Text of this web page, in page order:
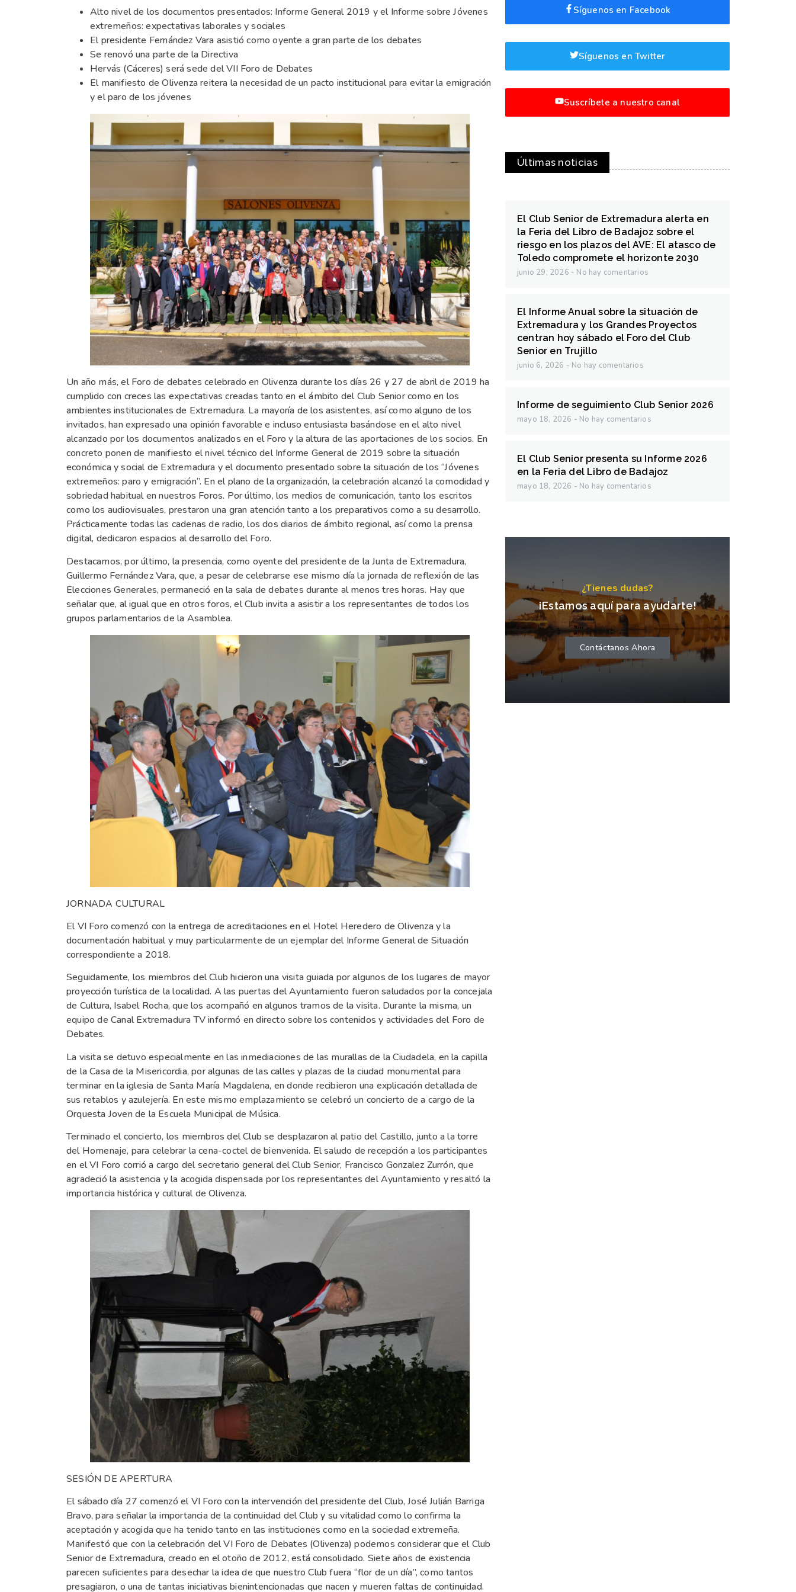
Alto nivel de los documentos presentados: Informe General 2019 y el Informe sobre Jóvenes
extremeños: expectativas laborales y sociales
El presidente Fernández Vara asistió como oyente a gran parte de los debates
Se renovó una parte de la Directiva
Hervás (Cáceres) será sede del VII Foro de Debates
El manifiesto de Olivenza reitera la necesidad de un pacto institucional para evitar la emigración
y el paro de los jóvenes
Un año más, el Foro de debates celebrado en Olivenza durante los días 26 y 27 de abril de 2019 ha
cumplido con creces las expectativas creadas tanto en el ámbito del Club Senior como en los
ambientes institucionales de Extremadura. La mayoría de los asistentes, así como alguno de los
invitados, han expresado una opinión favorable e incluso entusiasta basándose en el alto nivel
alcanzado por los documentos analizados en el Foro y la altura de las aportaciones de los socios. En
concreto ponen de manifiesto el nivel técnico del Informe General de 2019 sobre la situación
económica y social de Extremadura y el documento presentado sobre la situación de los “Jóvenes
extremeños: paro y emigración”. En el plano de la organización, la celebración alcanzó la comodidad y
sobriedad habitual en nuestros Foros. Por último, los medios de comunicación, tanto los escritos
como los audiovisuales, prestaron una gran atención tanto a los preparativos como a su desarrollo.
Prácticamente todas las cadenas de radio, los dos diarios de ámbito regional, así como la prensa
digital, dedicaron espacios al desarrollo del Foro.
Destacamos, por último, la presencia, como oyente del presidente de la Junta de Extremadura,
Guillermo Fernández Vara, que, a pesar de celebrarse ese mismo día la jornada de reflexión de las
Elecciones Generales, permaneció en la sala de debates durante al menos tres horas. Hay que
señalar que, al igual que en otros foros, el Club invita a asistir a los representantes de todos los
grupos parlamentarios de la Asamblea.
JORNADA CULTURAL
El VI Foro comenzó con la entrega de acreditaciones en el Hotel Heredero de Olivenza y la
documentación habitual y muy particularmente de un ejemplar del Informe General de Situación
correspondiente a 2018.
Seguidamente, los miembros del Club hicieron una visita guiada por algunos de los lugares de mayor
proyección turística de la localidad. A las puertas del Ayuntamiento fueron saludados por la concejala
de Cultura, Isabel Rocha, que los acompañó en algunos tramos de la visita. Durante la misma, un
equipo de Canal Extremadura TV informó en directo sobre los contenidos y actividades del Foro de
Debates.
La visita se detuvo especialmente en las inmediaciones de las murallas de la Ciudadela, en la capilla
de la Casa de la Misericordia, por algunas de las calles y plazas de la ciudad monumental para
terminar en la iglesia de Santa María Magdalena, en donde recibieron una explicación detallada de
sus retablos y azulejería. En este mismo emplazamiento se celebró un concierto de a cargo de la
Orquesta Joven de la Escuela Municipal de Música.
Terminado el concierto, los miembros del Club se desplazaron al patio del Castillo, junto a la torre
del Homenaje, para celebrar la cena-coctel de bienvenida. El saludo de recepción a los participantes
en el VI Foro corrió a cargo del secretario general del Club Senior, Francisco Gonzalez Zurrón, que
agradeció la asistencia y la acogida dispensada por los representantes del Ayuntamiento y resaltó la
importancia histórica y cultural de Olivenza.
SESIÓN DE APERTURA
El sábado día 27 comenzó el VI Foro con la intervención del presidente del Club, José Julián Barriga
Bravo, para señalar la importancia de la continuidad del Club y su vitalidad como lo confirma la
aceptación y acogida que ha tenido tanto en las instituciones como en la sociedad extremeña.
Manifestó que con la celebración del VI Foro de Debates (Olivenza) podemos considerar que el Club
Senior de Extremadura, creado en el otoño de 2012, está consolidado. Siete años de existencia
parecen suficientes para desechar la idea de que nuestro Club fuera “flor de un día”, como tantos
presagiaron, o una de tantas iniciativas bienintencionadas que nacen y mueren faltas de continuidad.
Síguenos en Facebook
Síguenos en Twitter
Suscríbete a nuestro canal
Últimas noticias
El Club Senior de Extremadura alerta en
la Feria del Libro de Badajoz sobre el
riesgo en los plazos del AVE: El atasco de
Toledo compromete el horizonte 2030
junio 29, 2026 No hay comentarios
El Informe Anual sobre la situación de
Extremadura y los Grandes Proyectos
centran hoy sábado el Foro del Club
Senior en Trujillo
junio 6, 2026 No hay comentarios
Informe de seguimiento Club Senior 2026
mayo 18, 2026 No hay comentarios
El Club Senior presenta su Informe 2026
en la Feria del Libro de Badajoz
mayo 18, 2026 No hay comentarios
¿Tienes dudas?
¡Estamos aquí para ayudarte!
Contáctanos Ahora